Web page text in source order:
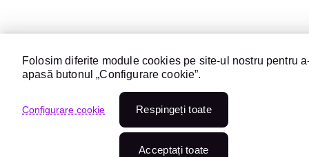
Folosim diferite module cookies pe site-ul nostru pentru
apasă butonul „Configurare cookie”.
Configurare cookie Respingeți toate
Acceptați toate